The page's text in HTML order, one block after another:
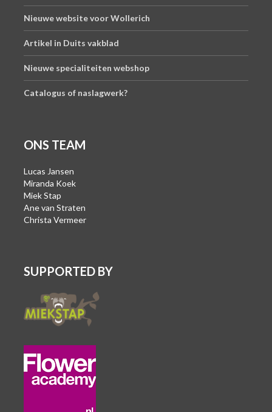
Nieuwe website voor Wollerich
Artikel in Duits vakblad
Nieuwe specialiteiten webshop
Catalogus of naslagwerk?
ONS TEAM
Lucas Jansen
Miranda Koek
Miek Stap
Ane van Straten
Christa Vermeer
SUPPORTED BY